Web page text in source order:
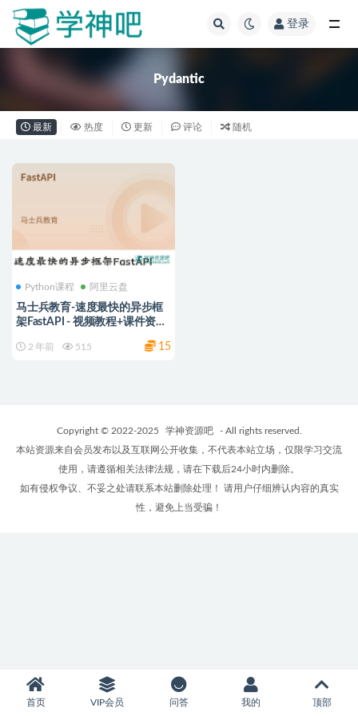
登录
Pydantic
最新 热度 更新 评论 随机
Python课程 阿里云盘
马士兵教育-速度最快的异步框
架FastAPI - 视频教程+课件资料
2 年前 515 15
Copyright © 2022-2025 学神资源吧
- All rights reserved.
本站资源来自会员发布以及互联网公开收集，不代表本站立场，仅限学习交流
使用，请遵循相关法律法规，请在下载后24小时内删除。
如有侵权争议、不妥之处请联系本站删除处理！ 请用户仔细辨认内容的真实
性，避免上当受骗！
首页 VIP会员 问答 我的 顶部